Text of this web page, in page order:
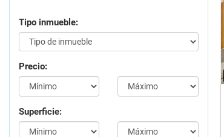
Tipo inmueble:
Precio:
Superficie: